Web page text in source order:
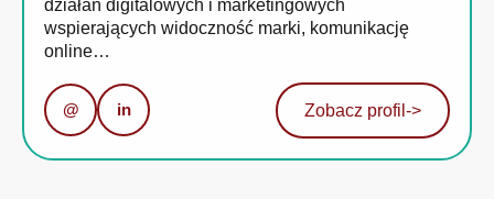
działań digitalowych i marketingowych
wspierających widoczność marki, komunikację
online…
@ in Zobacz profil ->